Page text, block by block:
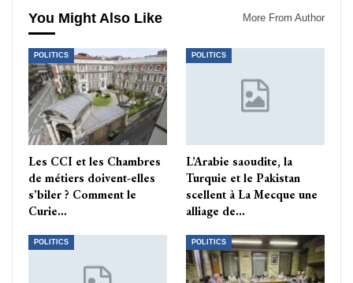
You Might Also Like More From Author
POLITICS
Les CCI et les Chambres
de métiers doivent-elles
s’biler ? Comment le
Curie…
POLITICS
L’Arabie saoudite, la
Turquie et le Pakistan
scellent à La Mecque une
alliage de…
POLITICS POLITICS